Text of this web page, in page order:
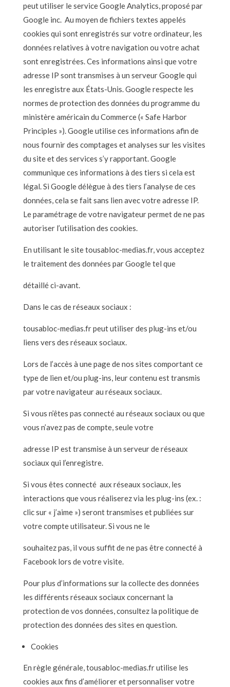
peut utiliser le service Google Analytics, proposé par
Google inc. Au moyen de fichiers textes appelés
cookies qui sont enregistrés sur votre ordinateur, les
données relatives à votre navigation ou votre achat
sont enregistrées. Ces informations ainsi que votre
adresse IP sont transmises à un serveur Google qui
les enregistre aux États-Unis. Google respecte les
normes de protection des données du programme du
ministère américain du Commerce (« Safe Harbor
Principles »). Google utilise ces informations afin de
nous fournir des comptages et analyses sur les visites
du site et des services s’y rapportant. Google
communique ces informations à des tiers si cela est
légal. Si Google délègue à des tiers l’analyse de ces
données, cela se fait sans lien avec votre adresse IP.
Le paramétrage de votre navigateur permet de ne pas
autoriser l’utilisation des cookies.
En utilisant le site tousabloc-medias.fr, vous acceptez
le traitement des données par Google tel que
détaillé ci-avant.
Dans le cas de réseaux sociaux :
tousabloc-medias.fr peut utiliser des plug-ins et/ou
liens vers des réseaux sociaux.
Lors de l’accès à une page de nos sites comportant ce
type de lien et/ou plug-ins, leur contenu est transmis
par votre navigateur au réseaux sociaux.
Si vous n’êtes pas connecté au réseaux sociaux ou que
vous n’avez pas de compte, seule votre
adresse IP est transmise à un serveur de réseaux
sociaux qui l’enregistre.
Si vous êtes connecté aux réseaux sociaux, les
interactions que vous réaliserez via les plug-ins (ex. :
clic sur « j’aime ») seront transmises et publiées sur
votre compte utilisateur. Si vous ne le
souhaitez pas, il vous suffit de ne pas être connecté à
Facebook lors de votre visite.
Pour plus d’informations sur la collecte des données
les différents réseaux sociaux concernant la
protection de vos données, consultez la politique de
protection des données des sites en question.
Cookies
En règle générale, tousabloc-medias.fr utilise les
cookies aux fins d’améliorer et personnaliser votre